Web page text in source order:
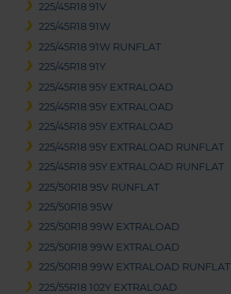
225/45R18 91V
225/45R18 91W
225/45R18 91W RUNFLAT
225/45R18 91Y
225/45R18 95Y EXTRALOAD
225/45R18 95Y EXTRALOAD
225/45R18 95Y EXTRALOAD
225/45R18 95Y EXTRALOAD RUNFLAT
225/45R18 95Y EXTRALOAD RUNFLAT
225/50R18 95V RUNFLAT
225/50R18 95W
225/50R18 99W EXTRALOAD
225/50R18 99W EXTRALOAD
225/50R18 99W EXTRALOAD RUNFLAT
225/55R18 102Y EXTRALOAD